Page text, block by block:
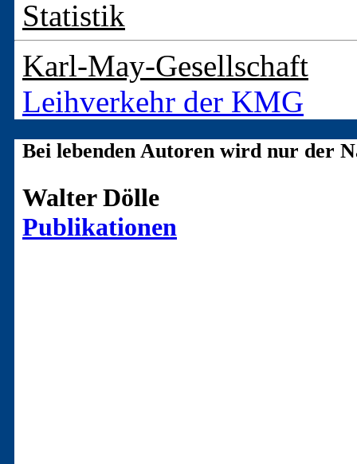
Statistik
Karl-May-Gesellschaft
Leihverkehr der KMG
Bei lebenden Autoren wird nur der
Walter Dölle
Publikationen